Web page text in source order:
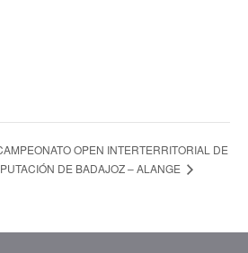
OPEN INTERTERRITORIAL DE
DE BADAJOZ – ALANGE